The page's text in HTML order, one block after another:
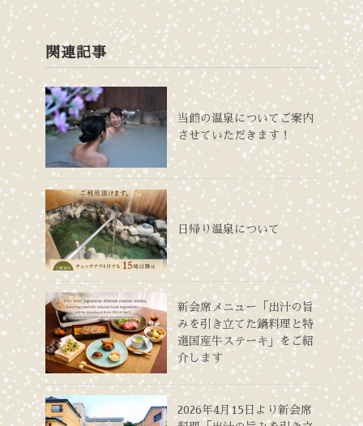
関連記事
当館の温泉についてご案内
させていただきます！
日帰り温泉について
新会席メニュー「出汁の旨
みを引き立てた鍋料理と特
選国産牛ステーキ」をご紹
介します
2026年4月15日より新会席